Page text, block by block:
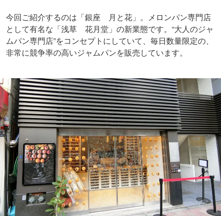
今回ご紹介するのは「銀座 月と花」。メロンパン専門店
として有名な「浅草 花月堂」の新業態です。“大人のジャ
ムパン専門店”をコンセプトにしていて、毎日数量限定の、
非常に競争率の高いジャムパンを販売しています。